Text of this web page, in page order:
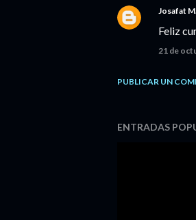
Josafat
Feliz
21 de
PUBLICAR UN
ENTRADAS